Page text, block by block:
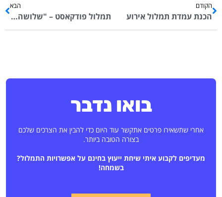
הקודם
הכנת עמדת תמלול אירוע
הבא
תמלול פודקאסט – "שלושה שיודעים" – חירשות וכבדות שמיעה
בואו נדבר
אחרי שתשאירו פרטים אתקשר עוד היום כדי להבין את הצרכים שלכם
בצורה הטובה ביותר.
מעדיפים לקבוע איתי שיחת ייעוץ בחינם על אפשרויות התמלול?
בשמחה!